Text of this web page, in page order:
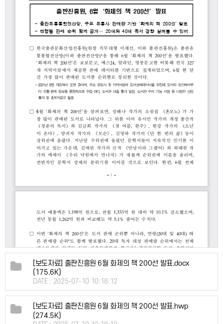
[보도자료] 출판진흥원 6월 화제의 책 200선 발표.docx
(175.6K)
DATE : 2025-07-10 10:18:12
[보도자료] 출판진흥원 6월 화제의 책 200선 발표.hwp
(274.5K)